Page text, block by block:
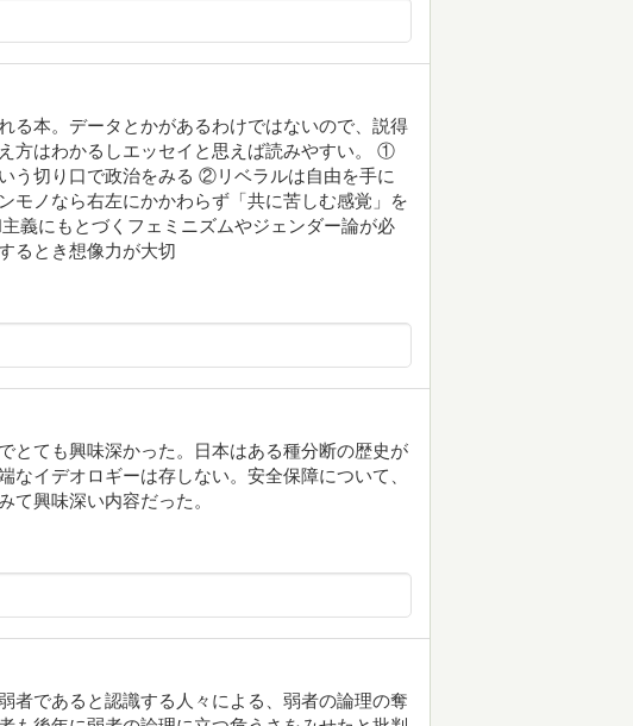
る本。データとかがあるわけではないので、説得
方はわかるしエッセイと思えば読みやすい。 ①
う切り口で政治をみる ②リベラルは自由を手に
モノなら右左にかかわらず「共に苦しむ感覚」を
義にもとづくフェミニズムやジェンダー論が必
るとき想像力が大切
とても興味深かった。日本はある種分断の歴史が
なイデオロギーは存しない。安全保障について、
て興味深い内容だった。
者であると認識する人々による、弱者の論理の奪